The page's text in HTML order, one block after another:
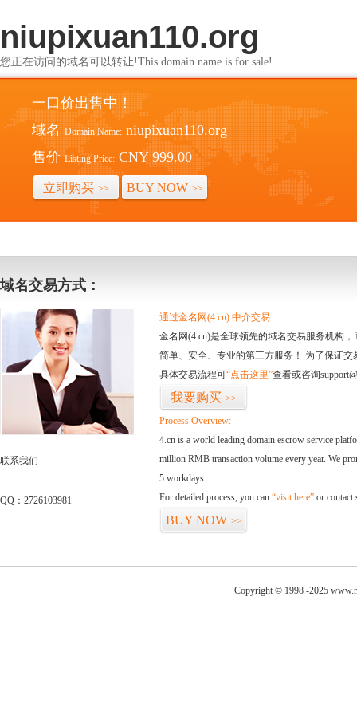
niupixuan110.org
您正在访问的域名可以转让!This domain name is for sale!
一口价出售中！
域名 Domain Name: niupixuan110.org
售价 Listing Price: CNY 999.00
立即购买 >> BUY NOW >>
域名交易方式：
联系我们
QQ：2726103981
通过金名网(4.cn) 中介交易
金名网(4.cn)是全球领先的域名交易服务机构
简单、安全、专业的第三方服务！ 为了保证
具体交易流程可“点击这里”查看或咨询
我要购买 >>
Process Overview:
4.cn is a world leading domain escrow service
million RMB transaction volume every year. We
5 workdays.
For detailed process, you can “visit here” or contact
BUY NOW >>
Copyright © 1998 -2025